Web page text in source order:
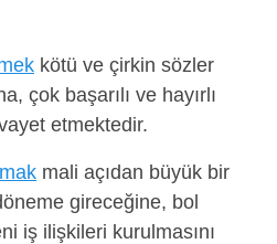
kötü ve çirkin sözler
çok başarılı ve hayırlı
etmektedir.
mali açıdan büyük bir
gireceğine, bol
iş ilişkileri kurulmasını